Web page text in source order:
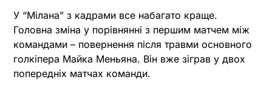
У “Мілана” з кадрами все набагато краще.
Головна зміна у порівнянні з першим матчем між
командами – повернення після травми основного
голкіпера Майка Меньяна. Він вже зіграв у двох
попередніх матчах команди.